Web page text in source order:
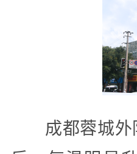
成都蓉城